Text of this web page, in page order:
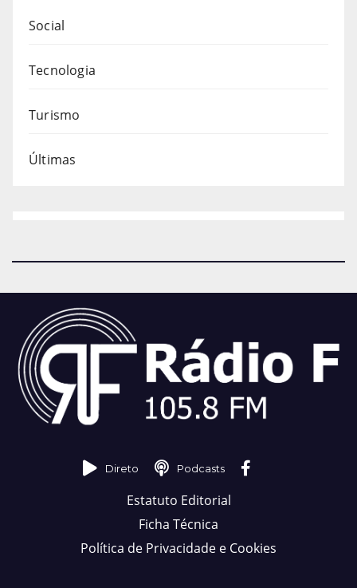
Social
Tecnologia
Turismo
Últimas
Direto Podcasts
Estatuto Editorial
Ficha Técnica
Política de Privacidade e Cookies